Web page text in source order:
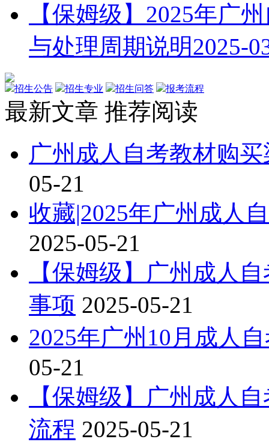
【保姆级】2025年广
与处理周期说明2025-
招生公告 招生专业 招生问答 报考流程
最新文章 推荐阅读
广州成人自考教材购
05-21
收藏|2025年广州成人
2025-05-21
【保姆级】广州成人
事项 2025-05-21
2025年广州10月成人
05-21
【保姆级】广州成人
流程 2025-05-21